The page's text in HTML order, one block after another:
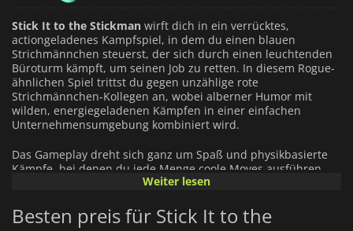
4.33€
Stick It to the Stickman wirft dich in ein verrücktes,
actiongeladenes Kampfspiel, in dem du einen blauen
Strichmännchen steuerst, der sich durch einen leuchtenden
Büroturm kämpft, um seinen Job zu retten. In diesem Rogue-
ähnlichen Spiel trittst du gegen unzählige rote
Strichmännchen-Kollegen an, wobei alberner Humor mit
wilden, energiegeladenen Kämpfen in einer einfachen
Unternehmensumgebung kombiniert wird.
Das Gameplay dreht sich ganz um Spaß und physikbasierte
Kämpfe, bei denen du jede Menge coole Moves ausführen
kannst – von harten Schlägen bis hin zu verrückten Angriffen
Kettensäge. Wähle aus 20 verschiedenen Charakteren, wie
dem feurigen Firecracker oder dem hinterhältigen Ninja, von
Weiter lesen
Besten preis für Stick It to the